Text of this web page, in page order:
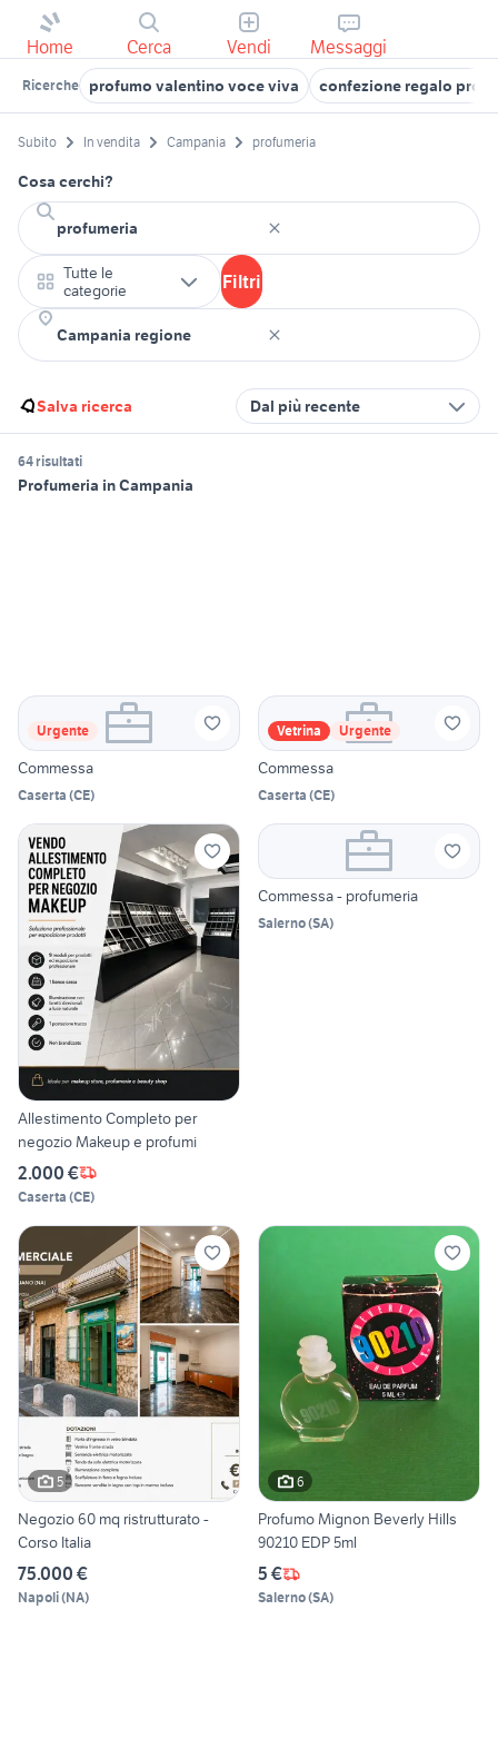
Home Cerca Vendi Messaggi
Ricerche profumo valentino voce viva confezione regalo
Subito In vendita Campania profumeria
Cosa cerchi?
Tutte le
categorie
Filtri
Salva ricerca Dal più recente
64 risultati
Profumeria in Campania
Urgente
Commessa
Caserta (CE)
Vetrina Urgente
Commessa
Caserta (CE)
Allestimento Completo per
negozio Makeup e profumi
2.000 €
Caserta (CE)
Commessa - profumeria
Salerno(SA)
5
Negozio 60 mq ristrutturato -
Corso Italia
75.000 €
Napoli(NA)
6
Profumo Mignon Beverly Hills
90210 EDP 5ml
5 €
Salerno(SA)